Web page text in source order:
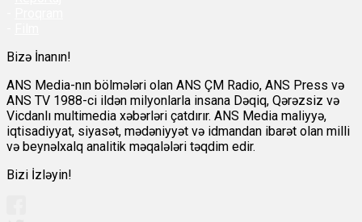
Bizə İnanın!
ANS Media-nın bölmələri olan ANS ÇM Radio, ANS Press və
ANS TV 1988-ci ildən milyonlarla insana Dəqiq, Qərəzsiz və
Vicdanlı multimedia xəbərləri çatdırır. ANS Media maliyyə,
iqtisadiyyat, siyasət, mədəniyyət və idmandan ibarət olan milli
və beynəlxalq analitik məqalələri təqdim edir.
Bizi İzləyin!